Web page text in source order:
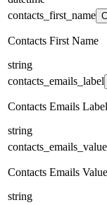
contacts_first_name
Contacts First Name
string
contacts_emails_label
Contacts Emails Label
string
contacts_emails_value
Contacts Emails Value
string